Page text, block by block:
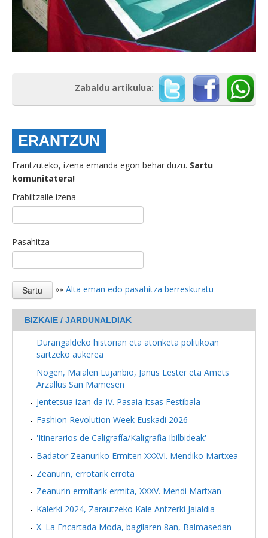
Zabaldu artikulua:
ERANTZUN
Erantzuteko, izena emanda egon behar duzu. Sartu
komunitatera!
Erabiltzaile izena
Pasahitza
»» Alta eman edo pasahitza berreskuratu
BIZKAIE / JARDUNALDIAK
Durangaldeko historian eta atonketa politikoan
sartzeko aukerea
Nogen, Maialen Lujanbio, Janus Lester eta Amets
Arzallus San Mamesen
Jentetsua izan da IV. Pasaia Itsas Festibala
Fashion Revolution Week Euskadi 2026
'Itinerarios de Caligrafía/Kaligrafia Ibilbideak'
Badator Zeanuriko Ermiten XXXVI. Mendiko Martxea
Zeanurin, errotarik errota
Zeanurin ermitarik ermita, XXXV. Mendi Martxan
Kalerki 2024, Zarautzeko Kale Antzerki Jaialdia
X. La Encartada Moda, bagilaren 8an, Balmasedan